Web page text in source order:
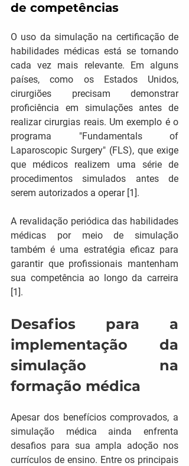
de competências
O uso da simulação na certificação de
habilidades médicas está se tornando
cada vez mais relevante. Em alguns
países, como os Estados Unidos,
cirurgiões precisam demonstrar
proficiência em simulações antes de
realizar cirurgias reais. Um exemplo é o
programa "Fundamentals of
Laparoscopic Surgery" (FLS), que exige
que médicos realizem uma série de
procedimentos simulados antes de
serem autorizados a operar​ [1].
A revalidação periódica das habilidades
médicas por meio de simulação
também é uma estratégia eficaz para
garantir que profissionais mantenham
sua competência ao longo da carreira
[1].
Desafios para a
implementação da
simulação na
formação médica
Apesar dos benefícios comprovados, a
simulação médica ainda enfrenta
desafios para sua ampla adoção nos
currículos de ensino. Entre os principais